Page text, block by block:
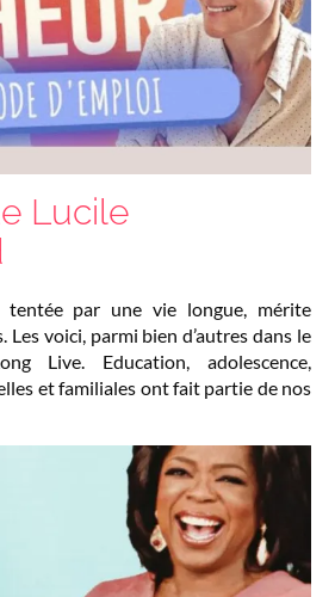
Lucile
par une vie longue, mérite
voici, parmi bien d’autres dans le
Live. Education, adolescence,
et familiales ont fait partie de nos